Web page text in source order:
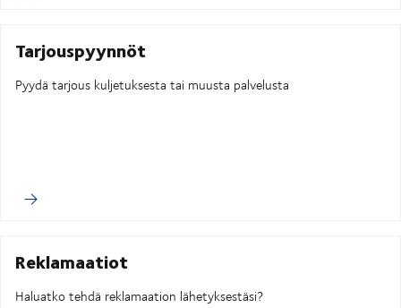
Tarjouspyynnöt
Pyydä tarjous kuljetuksesta tai muusta palvelusta
Reklamaatiot
Haluatko tehdä reklamaation lähetyksestäsi?